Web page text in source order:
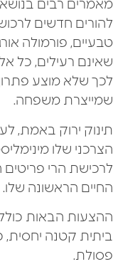
מאמרים רבים בנושא
להורים חדשים
טבעיים, פורמולה
שאינם רעילים, כל
לכך שלא מוצע
שמייצרת משפחה.
תינוק ירוק באמת,
הצרכני שלו
לרכישת הרי פריטים
החיים הראשונה שלו.
ההצעות הבאות
ביתית קטנה
פסולת.